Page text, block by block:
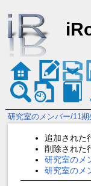
研究室のメンバー/11
追加された
削除された
研究室のメ
研究室のメ